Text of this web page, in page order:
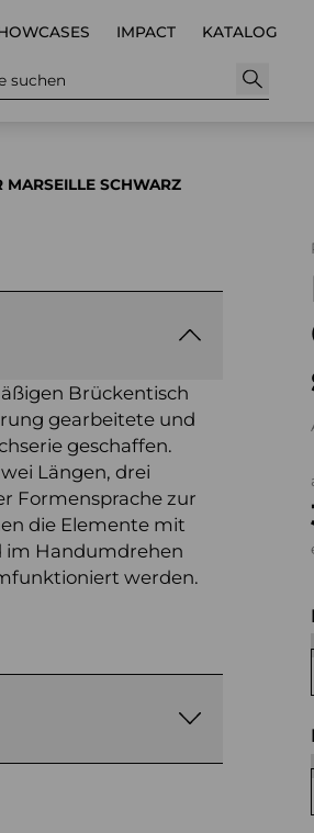
IMPACT KATALOG
suchen
MARSEILLE SCHWARZ
Brückentisch
gearbeitete und
geschaffen.
Längen, drei
Formensprache zur
die Elemente mit
im Handumdrehen
werden.